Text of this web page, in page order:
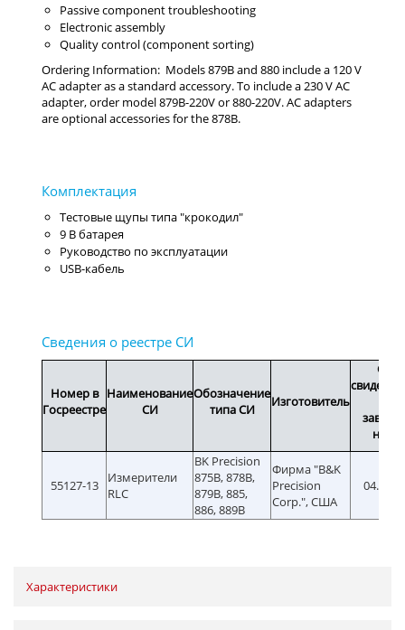
Passive component troubleshooting
Electronic assembly
Quality control (component sorting)
Ordering Information: Models 879B and 880 include a 120 V
AC adapter as a standard accessory. To include a 230 V AC
adapter, order model 879B-220V or 880-220V. AC adapters
are optional accessories for the 878B.
Тестовые щупы типа "крокодил"
9 В батарея
Руководство по эксплуатации
USB-кабель
Номер в
Госреестре
Наименование
СИ
Обозначение
типа СИ
Изготовитель
Срок
55127-13
Измерители
RLC
BK Precision
875B, 878B,
879B, 885,
886, 889B
Фирма "B&K
Precision
Corp.", США
Характеристики